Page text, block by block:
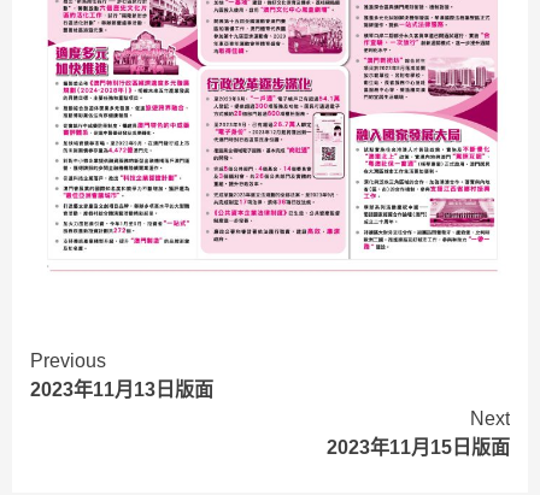
Continue
Reading
Previous
2023年11月13日版面
Next
2023年11月15日版面